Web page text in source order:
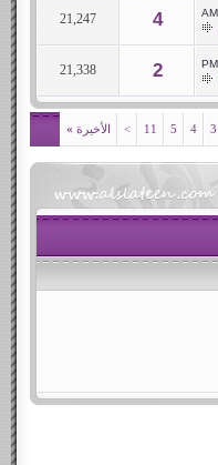
4
21,247
2
21,338
3
4
5
11
> الأخيرة »